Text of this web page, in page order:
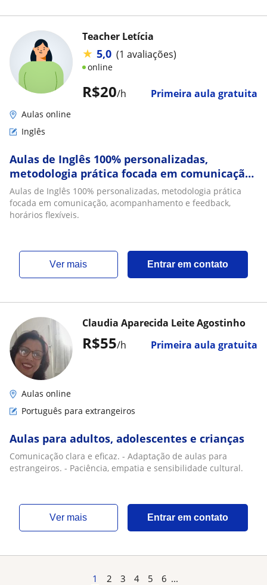
R$20/h Primeira aula gratuita
Teacher Letícia
★ 5,0 (1 avaliações)
online
Aulas online
Inglês
Aulas de Inglês 100% personalizadas,
metodologia prática focada em comunicação,
acompanhamento e feedback, horários
flexíveis
Aulas de Inglês 100% personalizadas, metodologia prática
focada em comunicação, acompanhamento e feedback,
horários flexíveis.
ver mais Entrar em contato
R$55/h Primeira aula gratuita
Claudia Aparecida Leite Agostinho
Aulas online
Português para extrangeiros
Aulas para adultos, adolescentes e crianças
Comunicação clara e eficaz. - Adaptação de aulas para
estrangeiros. - Paciência, empatia e sensibilidade cultural.
ver mais Entrar em contato
1 2 3 4 5 6 ...